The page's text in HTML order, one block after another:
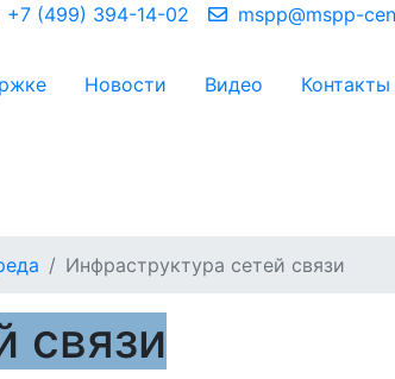
+7 (499) 394-14-02 mspp@mspp-
Новости Видео Контакты
Инфраструктура сетей связи
связи